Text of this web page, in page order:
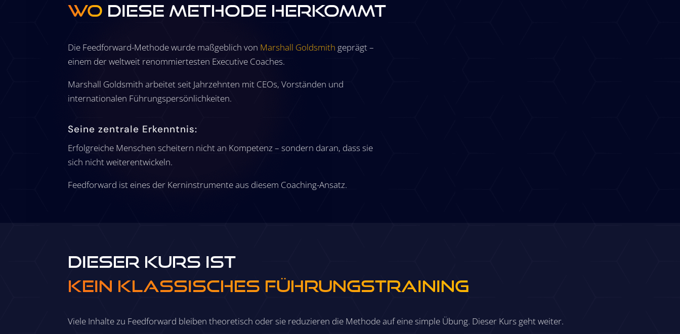
Wo diese Methode herkommt
Die Feedforward-Methode wurde maßgeblich von Marshall Goldsmith geprägt –
einem der weltweit renommiertesten Executive Coaches.
Marshall Goldsmith arbeitet seit Jahrzehnten mit CEOs, Vorständen und
internationalen Führungspersönlichkeiten.
Seine zentrale Erkenntnis:
Erfolgreiche Menschen scheitern nicht an Kompetenz – sondern daran, dass sie
sich nicht weiterentwickeln.
Feedforward ist eines der Kerninstrumente aus diesem Coaching-Ansatz.
Dieser Kurs ist
kein klassisches Führungs­training
Viele Inhalte zu Feedforward bleiben theoretisch oder sie reduzieren die Methode auf eine simple Übung. Dieser Kurs geht weiter.